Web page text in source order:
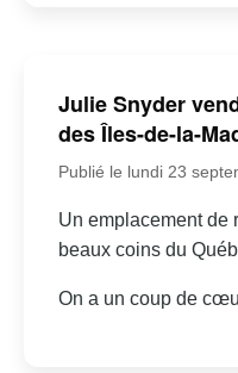
Julie Snyder
des Îles-de-la-
Publié le lundi 23
Un emplacement de
beaux coins du
On a un coup de